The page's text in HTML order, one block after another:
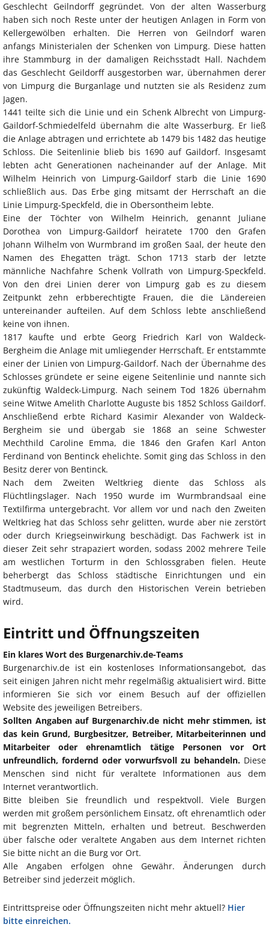
Geschlecht Geilndorff gegründet. Von der alten Wasserburg
haben sich noch Reste unter der heutigen Anlagen in Form von
Kellergewölben erhalten. Die Herren von Geilndorf waren
anfangs Ministerialen der Schenken von Limpurg. Diese hatten
ihre Stammburg in der damaligen Reichsstadt Hall. Nachdem
das Geschlecht Geildorff ausgestorben war, übernahmen derer
von Limpurg die Burganlage und nutzten sie als Residenz zum
Jagen.
1441 teilte sich die Linie und ein Schenk Albrecht von Limpurg-
Gaildorf-Schmiedelfeld übernahm die alte Wasserburg. Er ließ
die Anlage abtragen und errichtete ab 1479 bis 1482 das heutige
Schloss. Die Seitenlinie blieb bis 1690 auf Gaildorf. Insgesamt
lebten acht Generationen nacheinander auf der Anlage. Mit
Wilhelm Heinrich von Limpurg-Gaildorf starb die Linie 1690
schließlich aus. Das Erbe ging mitsamt der Herrschaft an die
Linie Limpurg-Speckfeld, die in Obersontheim lebte.
Eine der Töchter von Wilhelm Heinrich, genannt Juliane
Dorothea von Limpurg-Gaildorf heiratete 1700 den Grafen
Johann Wilhelm von Wurmbrand im großen Saal, der heute den
Namen des Ehegatten trägt. Schon 1713 starb der letzte
männliche Nachfahre Schenk Vollrath von Limpurg-Speckfeld.
Von den drei Linien derer von Limpurg gab es zu diesem
Zeitpunkt zehn erbberechtigte Frauen, die die Ländereien
untereinander aufteilen. Auf dem Schloss lebte anschließend
keine von ihnen.
1817 kaufte und erbte Georg Friedrich Karl von Waldeck-
Bergheim die Anlage mit umliegender Herrschaft. Er entstammte
einer der Linien von Limpurg-Gaildorf. Nach der Übernahme des
Schlosses gründete er seine eigene Seitenlinie und nannte sich
zukünftig Waldeck-Limpurg. Nach seinem Tod 1826 übernahm
seine Witwe Amelith Charlotte Auguste bis 1852 Schloss Gaildorf.
Anschließend erbte Richard Kasimir Alexander von Waldeck-
Bergheim sie und übergab sie 1868 an seine Schwester
Mechthild Caroline Emma, die 1846 den Grafen Karl Anton
Ferdinand von Bentinck ehelichte. Somit ging das Schloss in den
Besitz derer von Bentinck.
Nach dem Zweiten Weltkrieg diente das Schloss als
Flüchtlingslager. Nach 1950 wurde im Wurmbrandsaal eine
Textilfirma untergebracht. Vor allem vor und nach den Zweiten
Weltkrieg hat das Schloss sehr gelitten, wurde aber nie zerstört
oder durch Kriegseinwirkung beschädigt. Das Fachwerk ist in
dieser Zeit sehr strapaziert worden, sodass 2002 mehrere Teile
am westlichen Torturm in den Schlossgraben fielen. Heute
beherbergt das Schloss städtische Einrichtungen und ein
Stadtmuseum, das durch den Historischen Verein betrieben
wird.
Eintritt und Öffnungszeiten
Ein klares Wort des Burgenarchiv.de-Teams
Burgenarchiv.de ist ein kostenloses Informationsangebot, das
seit einigen Jahren nicht mehr regelmäßig aktualisiert wird. Bitte
informieren Sie sich vor einem Besuch auf der offiziellen
Website des jeweiligen Betreibers.
Sollten Angaben auf Burgenarchiv.de nicht mehr stimmen, ist
das kein Grund, Burgbesitzer, Betreiber, Mitarbeiterinnen und
Mitarbeiter oder ehrenamtlich tätige Personen vor Ort
unfreundlich, fordernd oder vorwurfsvoll zu behandeln. Diese
Menschen sind nicht für veraltete Informationen aus dem
Internet verantwortlich.
Bitte bleiben Sie freundlich und respektvoll. Viele Burgen
werden mit großem persönlichem Einsatz, oft ehrenamtlich oder
mit begrenzten Mitteln, erhalten und betreut. Beschwerden
über falsche oder veraltete Angaben aus dem Internet richten
Sie bitte nicht an die Burg vor Ort.
Alle Angaben erfolgen ohne Gewähr. Änderungen durch
Betreiber sind jederzeit möglich.
Eintrittspreise oder Öffnungszeiten nicht mehr aktuell? Hier
bitte einreichen.